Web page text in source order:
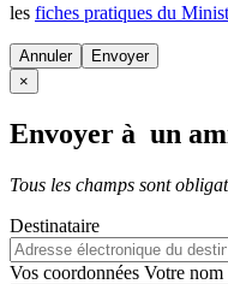
les fiches pratiques du
Annuler
×
Envoyer à un
Tous les champs sont
Destinataire
Vos coordonnées Votre nom